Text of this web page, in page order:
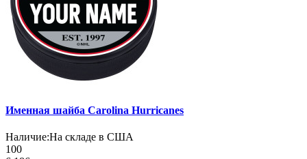
Именная шайба Carolina Hurricanes
Наличие:На складе в США
100